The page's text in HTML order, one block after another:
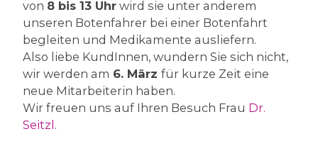
von 8 bis 13 Uhr wird sie unter anderem
unseren Botenfahrer bei einer Botenfahrt
begleiten und Medikamente ausliefern. ️
Also liebe KundInnen, wundern Sie sich nicht,
wir werden am 6. März für kurze Zeit eine
neue Mitarbeiterin haben.
Wir freuen uns auf Ihren Besuch Frau Dr.
Seitzl .